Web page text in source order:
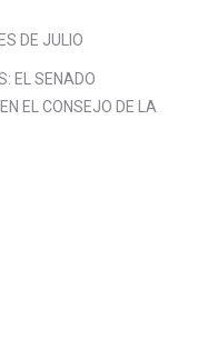
DE JULIO
EL SENADO
EL CONSEJO DE LA